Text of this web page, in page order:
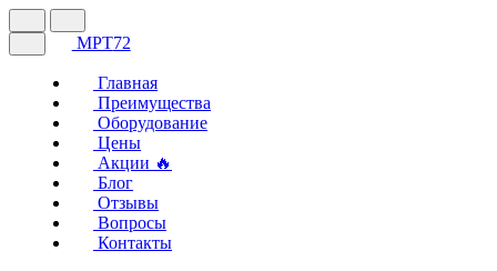
МРТ72
Главная
Преимущества
Оборудование
Цены
Акции 🔥
Блог
Отзывы
Вопросы
Контакты